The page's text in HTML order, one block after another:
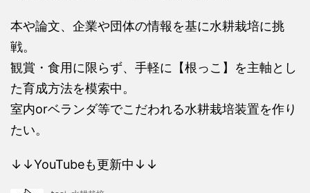
本や論文、企業や団体の情報を基に水耕栽培に挑
戦。
観賞・食用に限らず、手軽に【根っこ】を主軸とし
た育成方法を模索中。
室内orベランダ等でこだわれる水耕栽培装置を作り
たい。
↓↓YouTubeも更新中↓↓